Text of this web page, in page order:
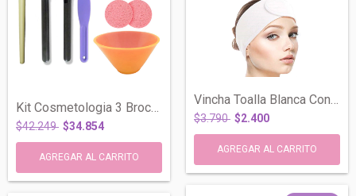
Kit Cosmetologia 3 Brochas + Bowl+ Espat...
$42.249 $34.854
Vincha Toalla Blanca Con Abrojo 8cm Spa...
$3.790 $2.400